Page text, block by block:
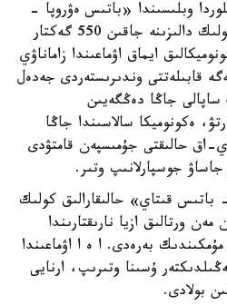
وبلىسىندا «باتىس ەۋروپا -
باتىس قىتاي» حالىقارالىق كولىك دالىزىنە جاقىن 550 گەكتار
ايماق اۋماعىندا زاماناۋي
قابىلەتتى وندىرىستەردى جەدەل
جاڭا دەڭگەيىن
ەكونوميكا سالاسىندا جاڭا
اق حالىقتى جۇمىسپەن قامتۋدى
جوسپارلانىپ وتىر.
قىتاي» حالىقارالىق كولىك
ورتالىق ازيا نارىقتارىندا
بەرەدى. ا ە ا اۋماعىندا
ۇسىنا وتىرىپ، ارنايى
بولادى.